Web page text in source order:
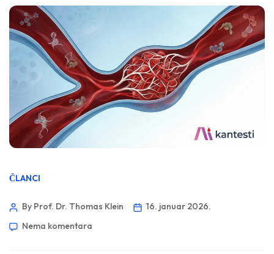
ČLANCI
By Prof. Dr. Thomas Klein
16. januar 2026.
Nema komentara